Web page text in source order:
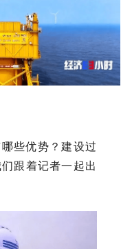
些优势？建设过
跟着记者一起出